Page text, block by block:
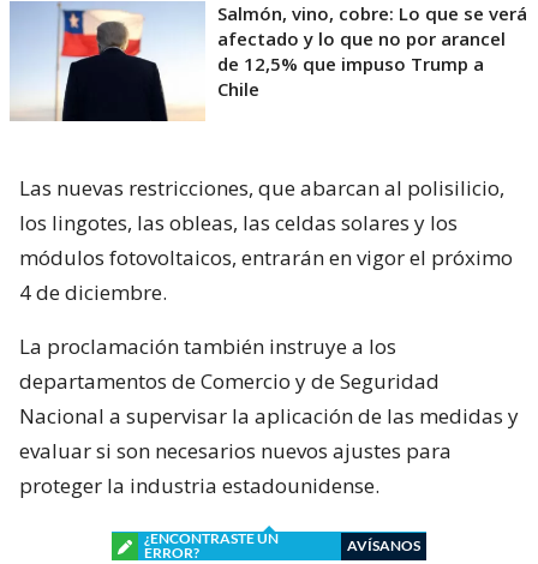
Salmón, vino, cobre: Lo que se verá
afectado y lo que no por arancel
de 12,5% que impuso Trump a
Chile
Las nuevas restricciones, que abarcan al polisilicio,
los lingotes, las obleas, las celdas solares y los
módulos fotovoltaicos, entrarán en vigor el próximo
4 de diciembre.
La proclamación también instruye a los
departamentos de Comercio y de Seguridad
Nacional a supervisar la aplicación de las medidas y
evaluar si son necesarios nuevos ajustes para
proteger la industria estadounidense.
¿ENCONTRASTE UN
ERROR?
AVÍSANOS